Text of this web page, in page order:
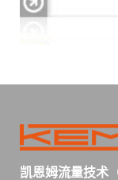
凯恩姆流量技术